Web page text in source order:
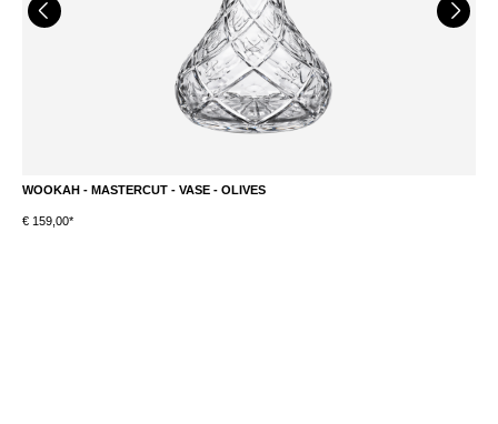
WOOKAH - MASTERCUT - VASE - OLIVES
€ 159,00*